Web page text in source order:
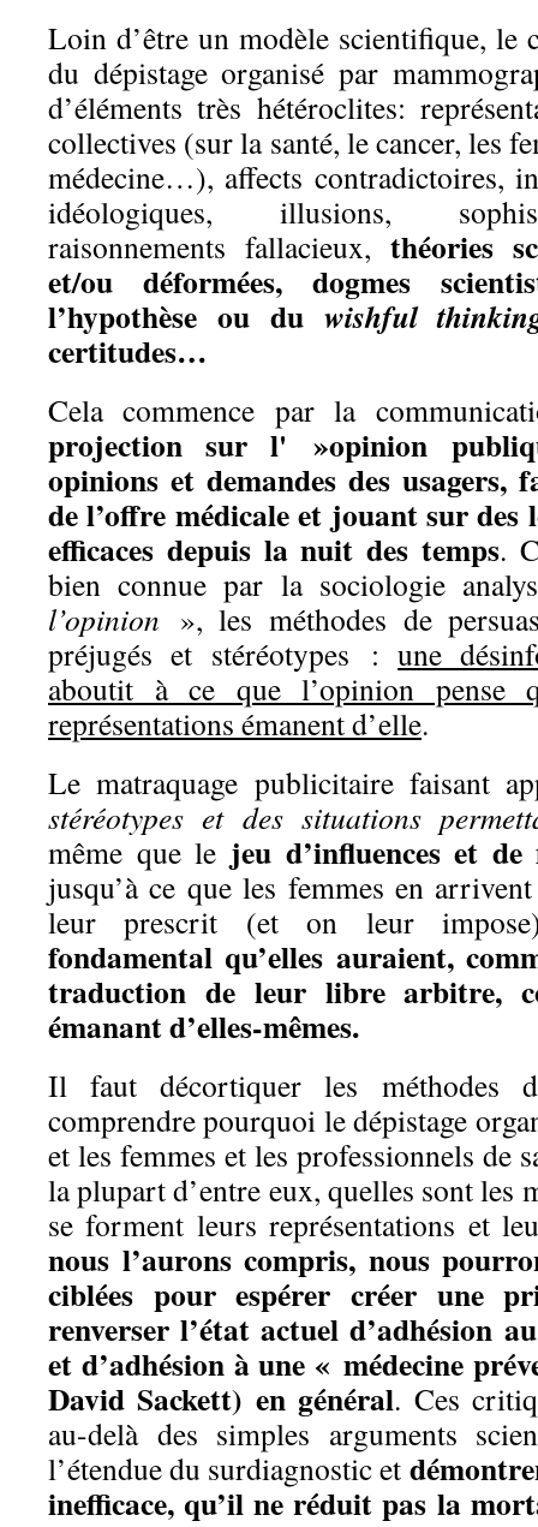
Loin d’être un modèle scientifique, le
du dépistage organisé par
d’éléments très hétéroclites:
collectives (sur la santé, le cancer, les
médecine…), affects contradictoires,
idéologiques, illusions,
raisonnements fallacieux, théories
et/ou déformées, dogmes
l’hypothèse ou du wishful
certitudes…
Cela commence par la
projection sur l' »opinion
opinions et demandes des usagers,
de l’offre médicale et jouant sur des
efficaces depuis la nuit des temps.
bien connue par la sociologie
l’opinion », les méthodes de
préjugés et stéréotypes :une
aboutit à ce que l’opinion pense
représentations émanent d’elle.
Le matraquage publicitaire faisant
stéréotypes et des situations
même que le jeu d’influences et
jusqu’à ce que les femmes en
leur prescrit (et on leur
fondamental qu’elles auraient,
traduction de leur libre arbitre,
émanant d’elles-mêmes.
Il faut décortiquer les méthodes
comprendre pourquoi le dépistage
et les femmes et les professionnels de
la plupart d’entre eux, quelles sont les
se forment leurs représentations et
nous l’aurons compris, nous
ciblées pour espérer créer une
renverser l’état actuel d’adhésion
et d’adhésion à une « médecine
David Sackett) en général. Ces
au-delà des simples arguments
l’étendue du surdiagnostic et
inefficace, qu’il ne réduit pas la